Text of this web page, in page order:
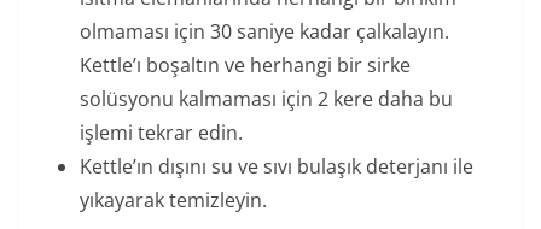
olmaması için 30 saniye kadar çalkalayın.
Kettle’ı boşaltın ve herhangi bir sirke
solüsyonu kalmaması için 2 kere daha bu
işlemi tekrar edin.
Kettle’ın dışını su ve sıvı bulaşık deterjanı ile
yıkayarak temizleyin.